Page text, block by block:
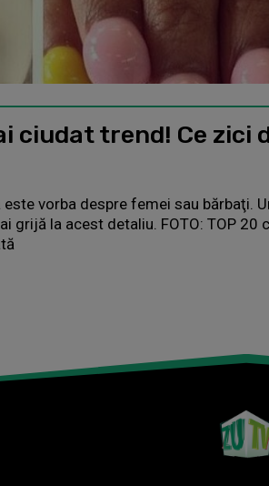
ciudat trend! Ce zici
vorba despre femei sau bărbaţi.
grijă la acest detaliu. FOTO: TOP 20